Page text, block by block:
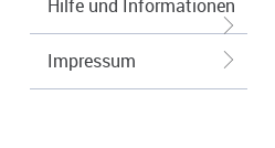
Hilfe und Informationen
Impressum